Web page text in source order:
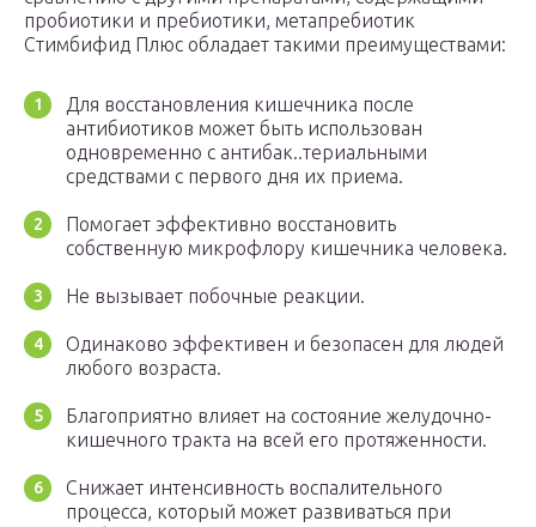
пробиотики и пребиотики, метапребиотик
Стимбифид Плюс обладает такими преимуществами:
Для восстановления кишечника после
антибиотиков может быть использован
одновременно с антибак..териальными
средствами с первого дня их приема.
Помогает эффективно восстановить
собственную микрофлору кишечника человека.
Не вызывает побочные реакции.
Одинаково эффективен и безопасен для людей
любого возраста.
Благоприятно влияет на состояние желудочно-
кишечного тракта на всей его протяженности.
Снижает интенсивность воспалительного
процесса, который может развиваться при